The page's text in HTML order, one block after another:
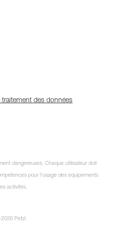
des données
dangereuses. Chaque utilisateur doit
pour l’usage des équipements
activités.
Petzl